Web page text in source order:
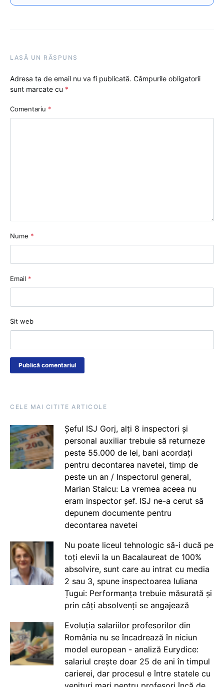
LASĂ UN RĂSPUNS
Adresa ta de email nu va fi publicată. Câmpurile obligatorii
sunt marcate cu *
Comentariu *
Nume *
Email *
Sit web
CELE MAI CITITE ARTICOLE
Șeful ISJ Gorj, alți 8 inspectori și
personal auxiliar trebuie să returneze
peste 55.000 de lei, bani acordați
pentru decontarea navetei, timp de
peste un an / Inspectorul general,
Marian Staicu: La vremea aceea nu
eram inspector șef. ISJ ne-a cerut să
depunem documente pentru
decontarea navetei
Nu poate liceul tehnologic să-i ducă pe
toți elevii la un Bacalaureat de 100%
absolvire, sunt care au intrat cu media
2 sau 3, spune inspectoarea Iuliana
Țugui: Performanța trebuie măsurată și
prin câți absolvenți se angajează
Evoluția salariilor profesorilor din
România nu se încadrează în niciun
model european - analiză Eurydice:
salariul crește doar 25 de ani în timpul
carierei, dar procesul e între statele cu